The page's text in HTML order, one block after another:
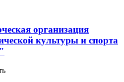
организация
культуры и спорта